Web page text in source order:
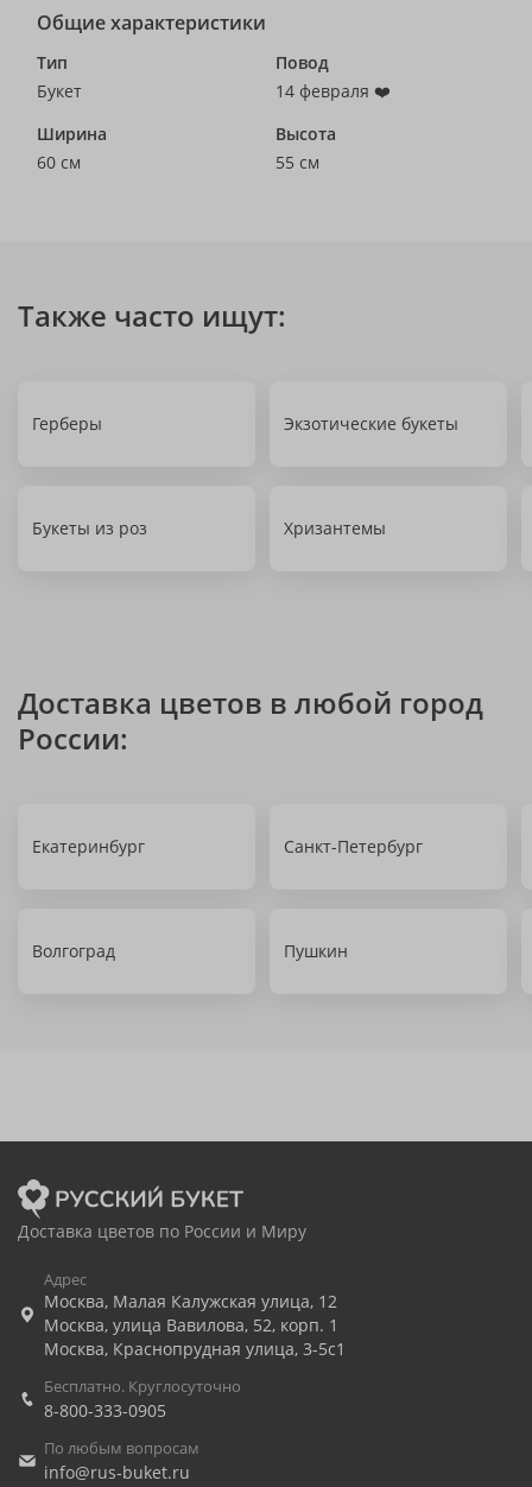
Общие характеристики
Тип
Букет
Повод
14 февраля ❤️
Ширина
60 см
Высота
55 см
Также часто ищут:
Герберы Экзотические букеты
Букеты из роз Хризантемы
Доставка цветов в любой город
России:
Екатеринбург Санкт-Петербург
Волгоград Пушкин
Доставка цветов по России и Миру
Адрес
Москва, Малая Калужская улица, 12
Москва, улица Вавилова, 52, корп. 1
Москва, Краснопрудная улица, 3-5с1
Бесплатно. Круглосуточно
8-800-333-0905
По любым вопросам
info@rus-buket.ru